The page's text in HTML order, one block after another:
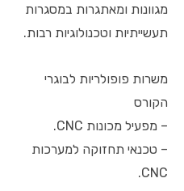
מגוונות ומאתגרות במסגרות
תעשייתיות וטכנולוגיות רבות.
משרות פופולריות לבוגרי
הקורס
– מפעיל מכונות CNC.
– טכנאי תחזוקה למערכות
CNC.